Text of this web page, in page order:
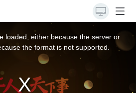
loaded, either because the server or
the format is not supported.